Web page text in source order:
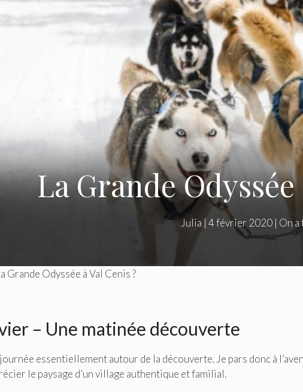
La Grande Odyssée
Julia | 4 février 2020| On a
Grande Odyssée à Val Cenis ?
– Une matinée découverte
essentiellement autour de la découverte. Je pars donc à
le paysage d’un village authentique et familial.